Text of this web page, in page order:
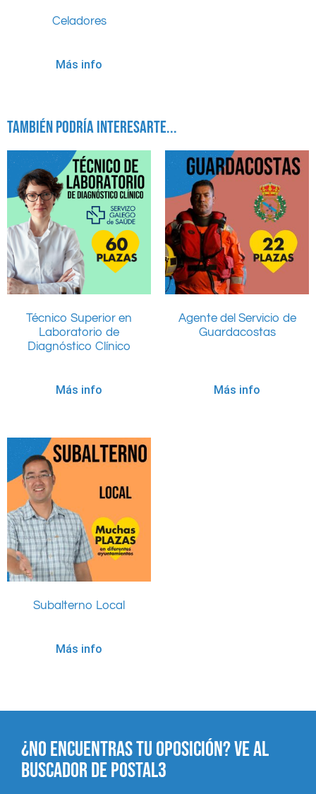
Celadores
Más info
También podría interesarte...
Técnico Superior en
Laboratorio de
Diagnóstico Clínico
Más info
Agente del Servicio de
Guardacostas
Más info
Subalterno Local
Más info
¿NO ENCUENTRAS TU OPOSICIÓN? VE AL
BUSCADOR DE POSTAL3